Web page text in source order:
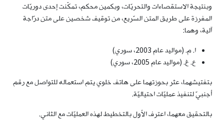
وبنتيجة الاستقصاءات والتحريّات، وبكمين محكم، تمكّنت إحدى دوريّات
المفرزة على طريق المتن السّريع، من توقيف شخصين على متن درّاجة
آلية، وهما:
ا. م. (مواليد عام 2003، سوري)
ع. غ. (مواليد عام 2005، سوري)
بتفتيشهما، عثر بحوزتهما على هاتف خلوي يتم استعماله للتواصل مع رقم
أجنبيّ لتنفيذ عمليّات احتياليّة.
بالتحقيق معهما، اعترف الأول بالتخطيط لهذه العمليّات مع الثاني.